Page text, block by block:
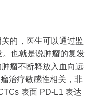
的，医生可以通过监
也就是说肿瘤的复发
瘤不断释放入血向远
治疗敏感性相关，非
表面 PD-L1 表达